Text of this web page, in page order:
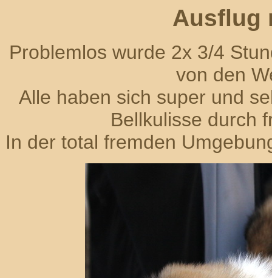
Ausflug
Problemlos wurde 2x 3/4
von den
Alle haben sich super und
Bellkulisse durch
In der total fremden